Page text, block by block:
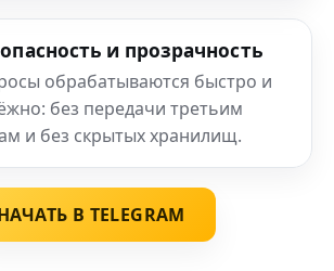
и прозрачность
обрабатываются быстро и
без передачи третьим
и без скрытых хранилищ.
В TELEGRAM